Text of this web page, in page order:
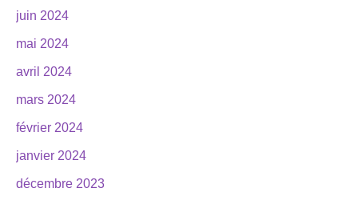
juin 2024
mai 2024
avril 2024
mars 2024
février 2024
janvier 2024
décembre 2023